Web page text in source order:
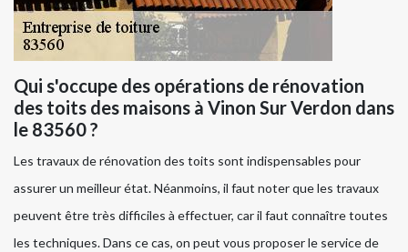
Qui s'occupe des opérations de rénovation
des toits des maisons à Vinon Sur Verdon dans
le 83560 ?
Les travaux de rénovation des toits sont indispensables pour
assurer un meilleur état. Néanmoins, il faut noter que les travaux
peuvent être très difficiles à effectuer, car il faut connaître toutes
les techniques. Dans ce cas, on peut vous proposer le service de